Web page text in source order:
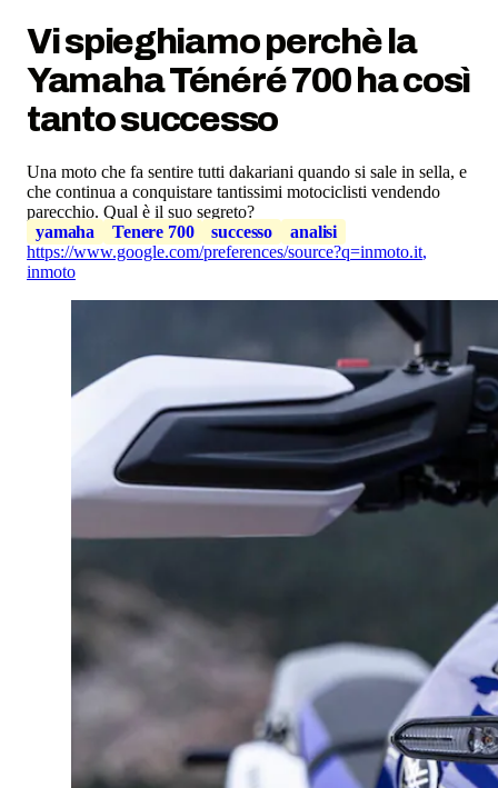
Vi spieghiamo perchè la
Yamaha Ténéré 700 ha così
tanto successo
Una moto che fa sentire tutti dakariani quando si sale in sella, e
che continua a conquistare tantissimi motociclisti vendendo
parecchio. Qual è il suo segreto?
yamaha
Tenere 700 successo
analisi
https://www.google.com/preferences/source?q=inmoto.it,
inmoto